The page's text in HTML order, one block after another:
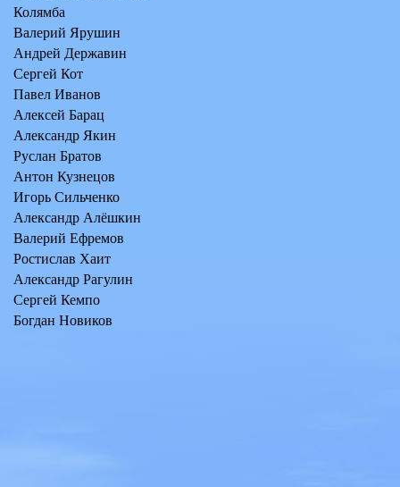
Колямба
Валерий Ярушин
Андрей Державин
Сергей Кот
Павел Иванов
Алексей Барац
Александр Якин
Руслан Братов
Антон Кузнецов
Игорь Сильченко
Александр Алёшкин
Валерий Ефремов
Ростислав Хаит
Александр Рагулин
Сергей Кемпо
Богдан Новиков